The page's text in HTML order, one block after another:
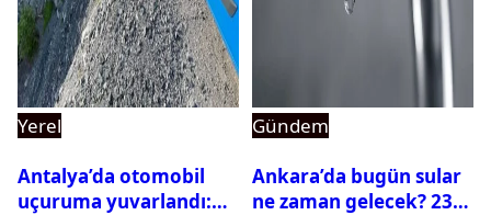
Yerel
Antalya’da otomobil
uçuruma yuvarlandı:
Gündem
Ankara’da bugün sular
ne zaman gelecek? 23